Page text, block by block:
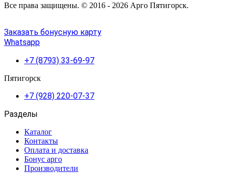
Все права защищены. © 2016 - 2026 Арго Пятигорск.
Заказать бонусную карту
Whatsapp
+7 (8793) 33-69-97
Пятигорск
+7 (928) 220-07-37
Разделы
Каталог
Контакты
Оплата и доставка
Бонус арго
Производители